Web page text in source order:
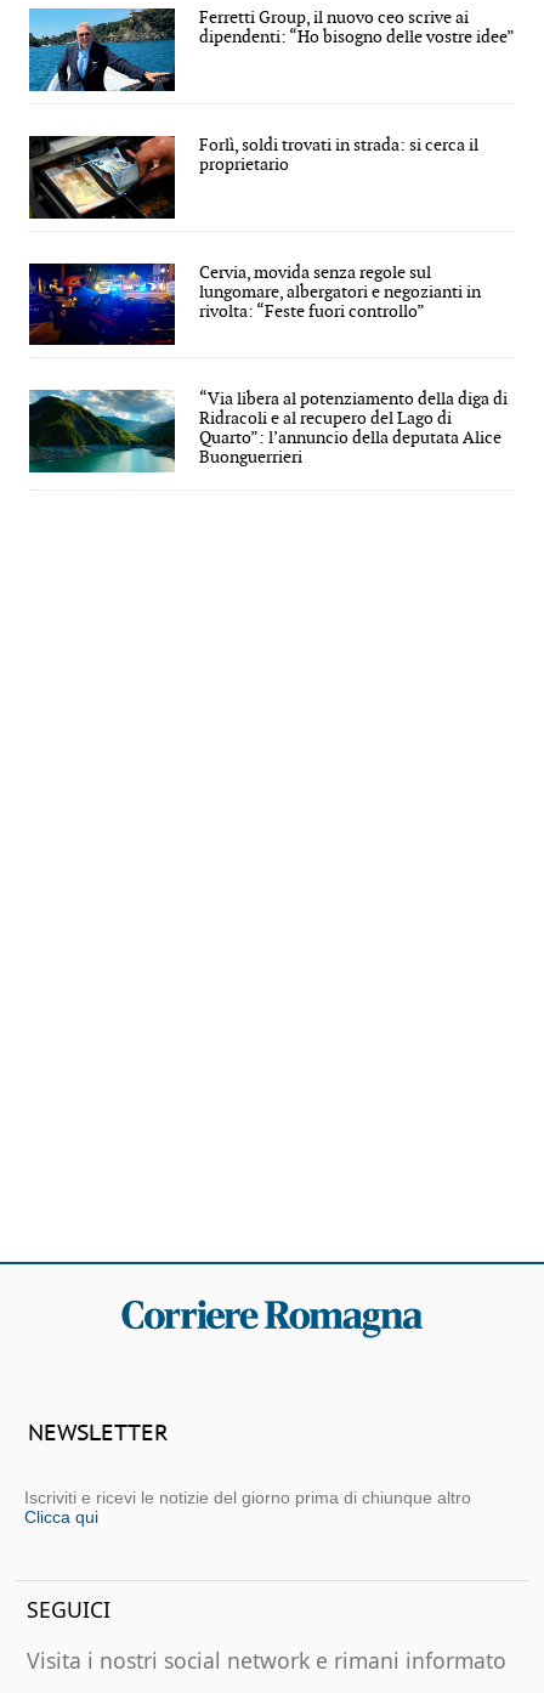
Ferretti Group, il nuovo ceo scrive ai
dipendenti: “Ho bisogno delle vostre idee”
Forlì, soldi trovati in strada: si cerca il
proprietario
Cervia, movida senza regole sul
lungomare, albergatori e negozianti in
rivolta: “Feste fuori controllo”
“Via libera al potenziamento della diga di
Ridracoli e al recupero del Lago di
Quarto”: l’annuncio della deputata Alice
Buonguerrieri
NEWSLETTER
Iscriviti e ricevi le notizie del giorno prima di chiunque altro
Clicca qui
SEGUICI
Visita i nostri social network e rimani informato